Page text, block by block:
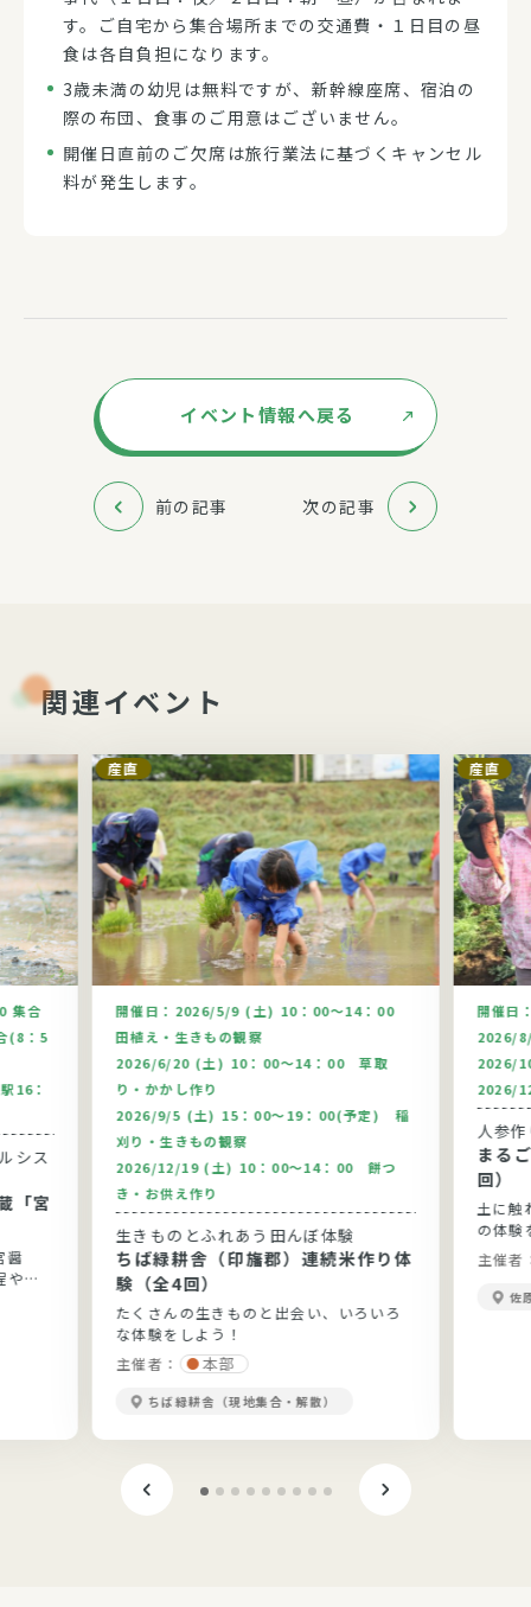
す。ご自宅から集合場所までの交通費・１日目の昼
食は各自負担になります。
3歳未満の幼児は無料ですが、新幹線座席、宿泊の
際の布団、食事のご用意はございません。
開催日直前のご欠席は旅行業法に基づくキャンセル
料が発生します。
イベント情報へ戻る
前の記事 次の記事
関連イベント
集合
(8：5
16：
「宮
醤
や醤
産直
開催日： 2026/5/9 (土) 10：00～14：00
田植え・生きもの観察
2026/6/20 (土) 10：00～14：00 草取
り・かかし作り
2026/9/5 (土) 15：00～19：00(予定) 稲
刈り・生きもの観察
2026/12/19 (土) 10：00～14：00 餅つ
き・お供え作り
生きものとふれあう田んぼ体験
ちば緑耕舎（印旛郡）連続米作り体
験（全4回）
たくさんの生きものと出会い、いろいろ
な体験をしよう！
主催者：
本部
ちば緑耕舎（現地集合・解散）
産直
開催日
2026/
2026/
2026/
人参
まる
回）
土に触
の体験
主催者
佐